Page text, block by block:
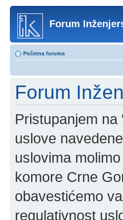
Forum
Početna foruma
Forum
Pristupanjem na
uslove
uslovima
komore Crne
obavestićemo
regulativnost